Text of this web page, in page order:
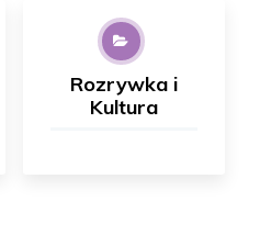
Rozrywka i
Kultura